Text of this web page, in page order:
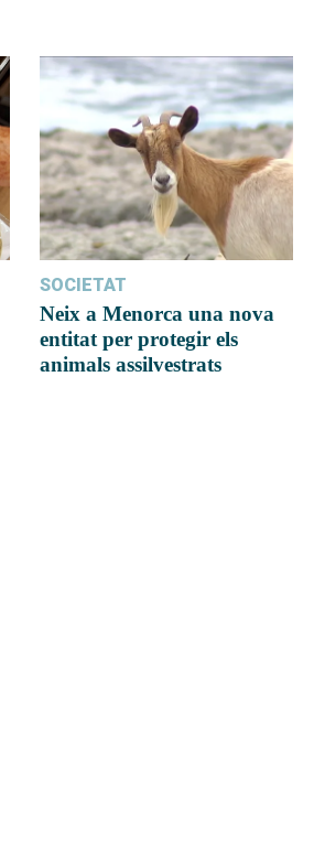
SOCIETAT
Neix a Menorca una nova
entitat per protegir els
animals assilvestrats